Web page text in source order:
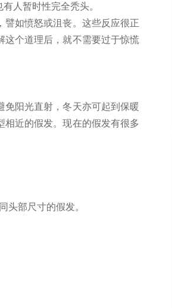
人暂时性完全秃头。
譬如愤怒或沮丧。这些反应很正
这个道理后，就不需要过于惊慌
免阳光直射，冬天亦可起到保暖
相近的假发。现在的假发有很多
头部尺寸的假发。